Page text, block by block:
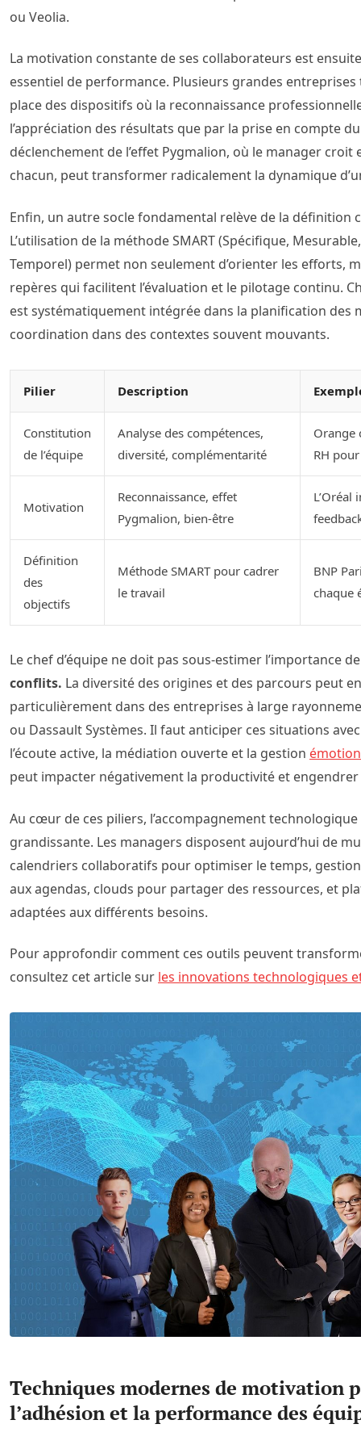
ou Veolia.
La motivation constante de ses collaborateurs est
essentiel de performance. Plusieurs grandes entreprises
place des dispositifs où la reconnaissance
l’appréciation des résultats que par la prise en compte
déclenchement de l’effet Pygmalion, où le manager croit
chacun, peut transformer radicalement la dynamique
Enfin, un autre socle fondamental relève de la définition
L’utilisation de la méthode SMART (Spécifique,
Temporel) permet non seulement d’orienter les efforts,
repères qui facilitent l’évaluation et le pilotage continu.
est systématiquement intégrée dans la planification des
coordination dans des contextes souvent mouvants.
Pilier Description
Constitution
de l’équipe
Analyse des compétences,
diversité, complémentarité
Orange
RH
Motivation
Reconnaissance, effet
Pygmalion, bien-être
L’Oréal
Définition
des
objectifs
Méthode SMART pour cadrer
le travail
BNP
chaque
Le chef d’équipe ne doit pas sous-estimer l’importance
conflits. La diversité des origines et des parcours peut
particulièrement dans des entreprises à large
ou Dassault Systèmes. Il faut anticiper ces situations
l’écoute active, la médiation ouverte et la gestion
peut impacter négativement la productivité et
Au cœur de ces piliers, l’accompagnement
grandissante. Les managers disposent aujourd’hui de
calendriers collaboratifs pour optimiser le temps,
aux agendas, clouds pour partager des ressources, et
adaptées aux différents besoins.
Pour approfondir comment ces outils peuvent
consultez cet article sur les innovations technologiques
Techniques modernes de motivation
l’adhésion et la performance des